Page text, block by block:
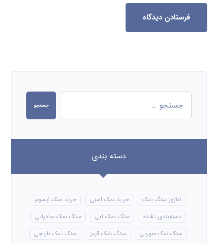
فرستادن دیدگاه
جستجو
دسته بندی
آباژور سنگ نمک خرید نمک اسبی
خرید نمک اپسوم
دسته‌بندی نشده
سنگ نمک آبی
سنگ نمک صادراتی
سنگ نمک صورتی
سنگ نمک قرمز
سنگ نمک نارنجی